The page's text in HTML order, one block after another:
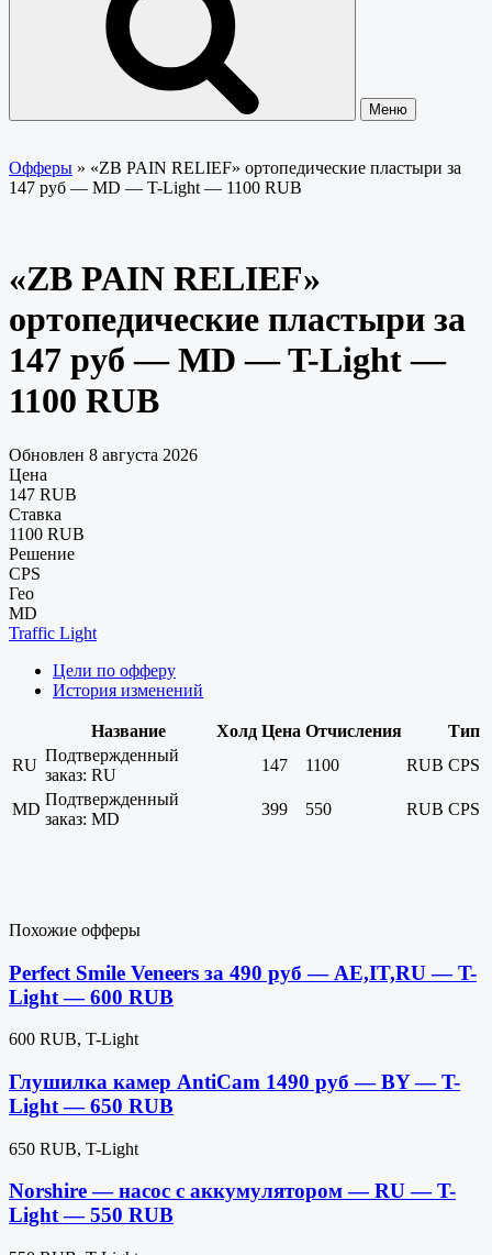
Меню
Офферы » «ZB PAIN RELIEF» ортопедические пластыри за
147 руб — MD — T-Light — 1100 RUB
«ZB PAIN RELIEF»
ортопедические пластыри за
147 руб — MD — T-Light —
1100 RUB
Обновлен 8 августа 2026
Цена
147 RUB
Ставка
1100 RUB
Решение
CPS
Гео
MD
Traffic Light
Цели по офферу
История изменений
Название Холд Цена Отчисления
Тип
RU
Подтвержденный
заказ: RU
147 1100 RUB CPS
MD
Подтвержденный
заказ: MD
399 550 RUB CPS
Похожие офферы
Perfect Smile Veneers за 490 руб — AE,IT,RU — T-
Light — 600 RUB
600 RUB, T-Light
Глушилка камер AntiCam 1490 руб — BY — T-
Light — 650 RUB
650 RUB, T-Light
Norshire — насос с аккумулятором — RU — T-
Light — 550 RUB